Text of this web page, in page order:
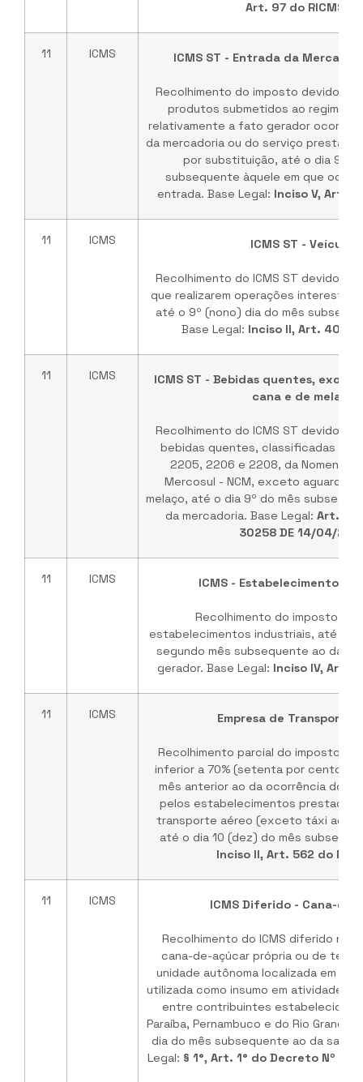
Art. 97 do RICMS/PE
11 ICMS ICMS ST - Entrada da
Recolhimento do imposto devido
produtos submetidos ao regime
relativamente a fato gerador
da mercadoria ou do serviço
por substituição, até o dia 9
subsequente àquele em que
entrada. Base Legal: Inciso V, Art.
11 ICMS ICMS ST - Veículos
Recolhimento do ICMS ST devido
que realizarem operações
até o 9º (nono) dia do mês
Base Legal: Inciso II, Art. 400
11 ICMS
ICMS ST - Bebidas quentes,
cana e de melaço
Recolhimento do ICMS ST devido
bebidas quentes, classificadas nas
2205, 2206 e 2208, da
Mercosul - NCM, exceto
melaço, até o dia 9º do mês
da mercadoria. Base Legal: Art. 6º
30258 DE 14/04/
11 ICMS ICMS - Estabelecimentos
Recolhimento do imposto
estabelecimentos industriais, até o
segundo mês subsequente ao da
gerador. Base Legal: Inciso IV, Art.
11 ICMS Empresa de Transporte
Recolhimento parcial do imposto,
inferior a 70% (setenta por cento)
mês anterior ao da ocorrência dos
pelos estabelecimentos
transporte aéreo (exceto táxi
até o dia 10 (dez) do mês
Inciso II, Art. 562 do
11 ICMS ICMS Diferido - Cana-de-
Recolhimento do ICMS diferido nas
cana-de-açúcar própria ou de
unidade autônoma localizada em
utilizada como insumo em atividade
entre contribuintes estabelecidos
Paraíba, Pernambuco e do Rio Grande
dia do mês subsequente ao da saída
Legal: § 1°, Art. 1° do Decreto Nº